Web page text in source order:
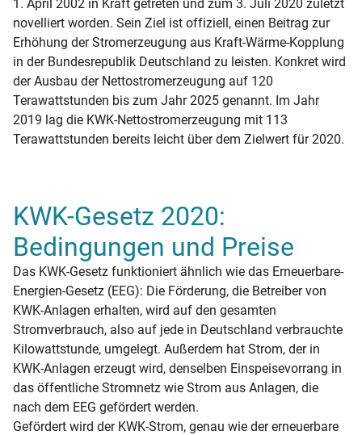
1. April 2002 in Kraft getreten und zum 3. Juli 2020 zuletzt
novelliert worden. Sein Ziel ist offiziell, einen Beitrag zur
Erhöhung der Stromerzeugung aus Kraft-Wärme-Kopplung
in der Bundesrepublik Deutschland zu leisten. Konkret wird
der Ausbau der Nettostromerzeugung auf 120
Terawattstunden bis zum Jahr 2025 genannt. Im Jahr
2019 lag die KWK-Nettostromerzeugung mit 113
Terawattstunden bereits leicht über dem Zielwert für 2020.
KWK-Gesetz 2020:
Bedingungen und Preise
Das KWK-Gesetz funktioniert ähnlich wie das Erneuerbare-
Energien-Gesetz (EEG): Die Förderung, die Betreiber von
KWK-Anlagen erhalten, wird auf den gesamten
Stromverbrauch, also auf jede in Deutschland verbrauchte
Kilowattstunde, umgelegt. Außerdem hat Strom, der in
KWK-Anlagen erzeugt wird, denselben Einspeisevorrang in
das öffentliche Stromnetz wie Strom aus Anlagen, die
nach dem EEG gefördert werden.
Gefördert wird der KWK-Strom, genau wie der erneuerbare